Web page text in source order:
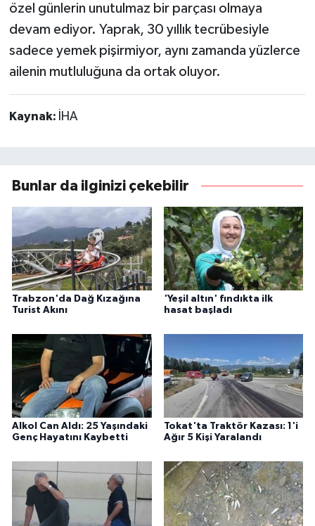
özel günlerin unutulmaz bir parçası olmaya
devam ediyor. Yaprak, 30 yıllık tecrübesiyle
sadece yemek pişirmiyor, aynı zamanda yüzlerce
ailenin mutluluğuna da ortak oluyor.
Kaynak: İHA
Bunlar da ilginizi çekebilir
Trabzon'da Dağ Kızağına
Turist Akını
'Yeşil altın' fındıkta ilk
hasat başladı
Alkol Can Aldı: 25 Yaşındaki
Genç Hayatını Kaybetti
Tokat'ta Traktör Kazası: 1'i
Ağır 5 Kişi Yaralandı